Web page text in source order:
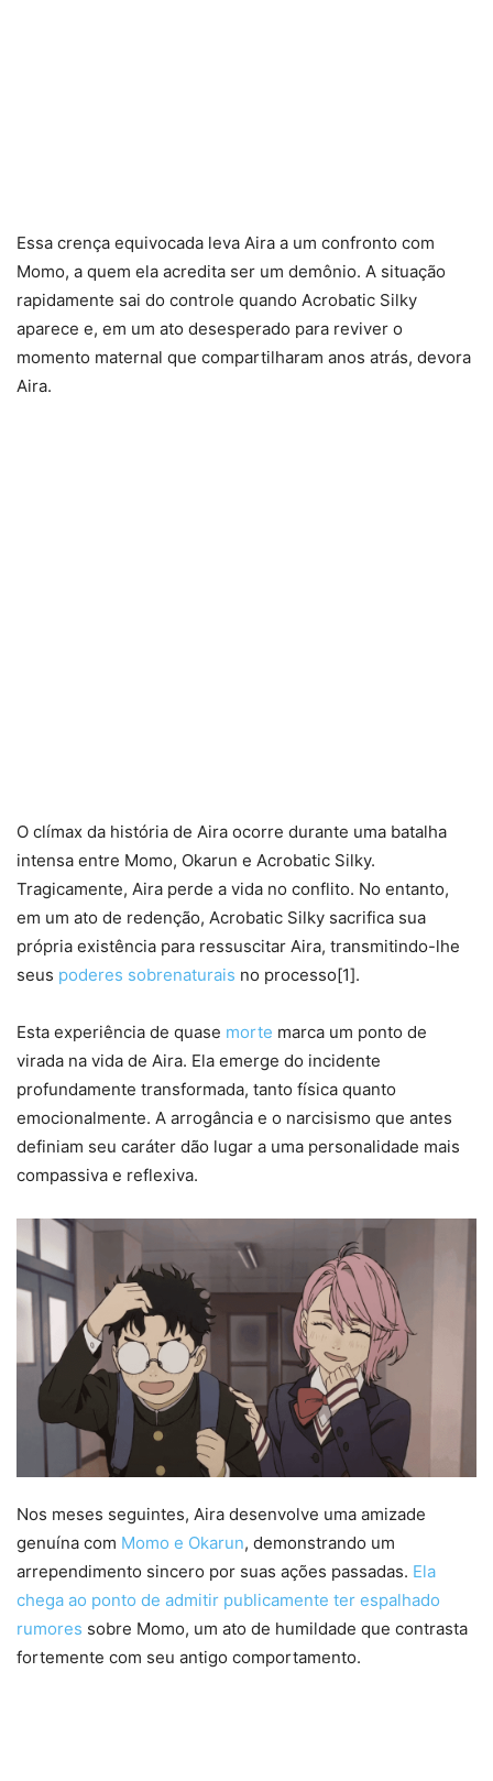
Essa crença equivocada leva Aira a um confronto com
Momo, a quem ela acredita ser um demônio. A situação
rapidamente sai do controle quando Acrobatic Silky
aparece e, em um ato desesperado para reviver o
momento maternal que compartilharam anos atrás, devora
Aira.
O clímax da história de Aira ocorre durante uma batalha
intensa entre Momo, Okarun e Acrobatic Silky.
Tragicamente, Aira perde a vida no conflito. No entanto,
em um ato de redenção, Acrobatic Silky sacrifica sua
própria existência para ressuscitar Aira, transmitindo-lhe
seus poderes sobrenaturais no processo[1].
Esta experiência de quase morte marca um ponto de
virada na vida de Aira. Ela emerge do incidente
profundamente transformada, tanto física quanto
emocionalmente. A arrogância e o narcisismo que antes
definiam seu caráter dão lugar a uma personalidade mais
compassiva e reflexiva.
Nos meses seguintes, Aira desenvolve uma amizade
genuína com Momo e Okarun, demonstrando um
arrependimento sincero por suas ações passadas. Ela
chega ao ponto de admitir publicamente ter espalhado
rumores sobre Momo, um ato de humildade que contrasta
fortemente com seu antigo comportamento.